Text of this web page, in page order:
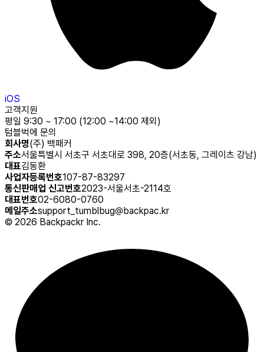
iOS
고객지원
평일 9:30 ~ 17:00 (12:00 ~14:00 제외)
텀블벅에 문의
회사명(주) 백패커
주소서울특별시 서초구 서초대로 398, 20층(서초동, 그레이츠 강남)
대표김동환
사업자등록번호107-87-83297
통신판매업 신고번호2023-서울서초-2114호
대표번호02-6080-0760
메일주소support_tumblbug@backpac.kr
© 2026 Backpackr Inc.